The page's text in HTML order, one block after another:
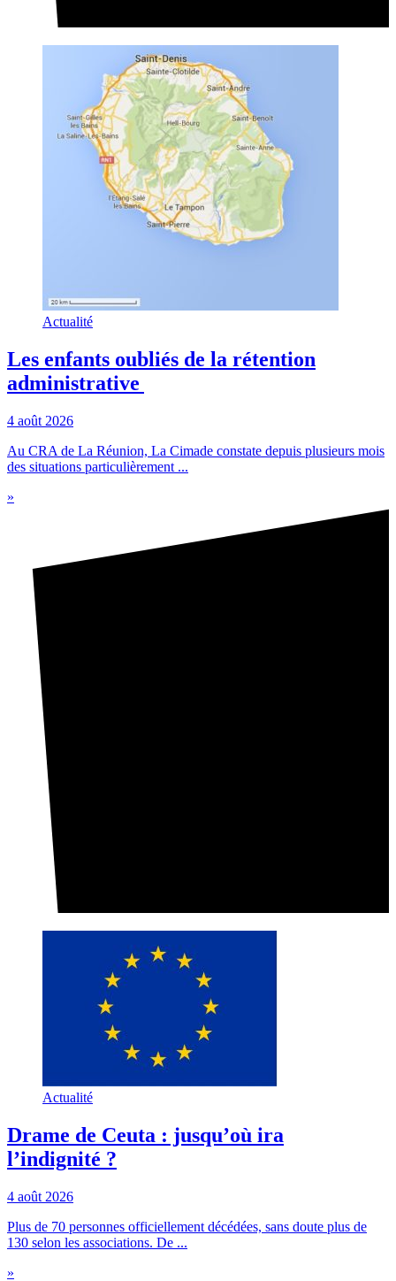
Actualité
Les enfants oubliés de la rétention
administrative
4 août 2026
Au CRA de La Réunion, La Cimade constate depuis plusieurs mois
des situations particulièrement ...
»
Actualité
Drame de Ceuta : jusqu’où ira
l’indignité ?
4 août 2026
Plus de 70 personnes officiellement décédées, sans doute plus de
130 selon les associations. De ...
»